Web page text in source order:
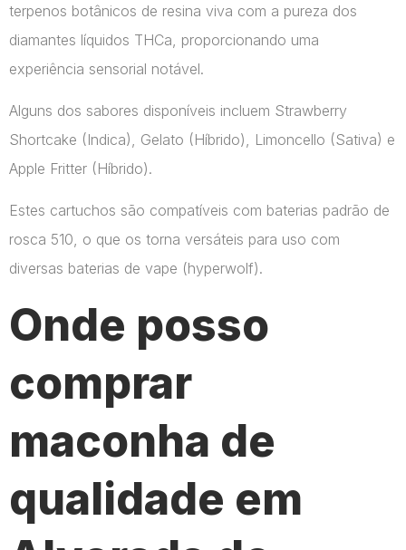
terpenos botânicos de resina viva com a pureza dos
diamantes líquidos THCa, proporcionando uma
experiência sensorial notável.
Alguns dos sabores disponíveis incluem Strawberry
Shortcake (Indica), Gelato (Híbrido), Limoncello (Sativa) e
Apple Fritter (Híbrido).
Estes cartuchos são compatíveis com baterias padrão de
rosca 510, o que os torna versáteis para uso com
diversas baterias de vape​ (hyperwolf)​.
Onde posso
comprar
maconha de
qualidade em